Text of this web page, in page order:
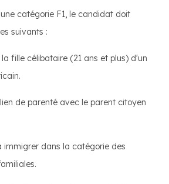
catégorie F1, le candidat doit
suivants :
la fille célibataire (21 ans et plus) d'un
de parenté avec le parent citoyen
immigrer dans la catégorie des